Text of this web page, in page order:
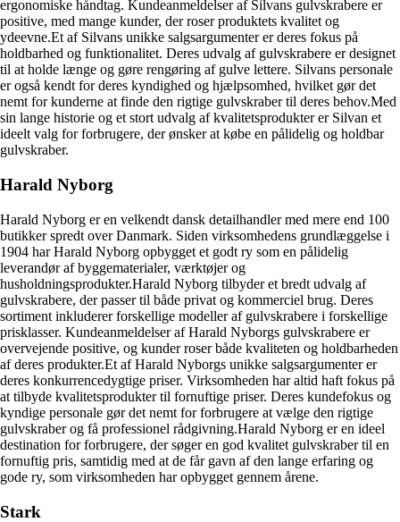
ergonomiske håndtag. Kundeanmeldelser af Silvans gulvskrabere er
positive, med mange kunder, der roser produktets kvalitet og
ydeevne.Et af Silvans unikke salgsargumenter er deres fokus på
holdbarhed og funktionalitet. Deres udvalg af gulvskrabere er designet
til at holde længe og gøre rengøring af gulve lettere. Silvans personale
er også kendt for deres kyndighed og hjælpsomhed, hvilket gør det
nemt for kunderne at finde den rigtige gulvskraber til deres behov.Med
sin lange historie og et stort udvalg af kvalitetsprodukter er Silvan et
ideelt valg for forbrugere, der ønsker at købe en pålidelig og holdbar
gulvskraber.
Harald Nyborg
Harald Nyborg er en velkendt dansk detailhandler med mere end 100
butikker spredt over Danmark. Siden virksomhedens grundlæggelse i
1904 har Harald Nyborg opbygget et godt ry som en pålidelig
leverandør af byggematerialer, værktøjer og
husholdningsprodukter.Harald Nyborg tilbyder et bredt udvalg af
gulvskrabere, der passer til både privat og kommerciel brug. Deres
sortiment inkluderer forskellige modeller af gulvskrabere i forskellige
prisklasser. Kundeanmeldelser af Harald Nyborgs gulvskrabere er
overvejende positive, og kunder roser både kvaliteten og holdbarheden
af ​​deres produkter.Et af Harald Nyborgs unikke salgsargumenter er
deres konkurrencedygtige priser. Virksomheden har altid haft fokus på
at tilbyde kvalitetsprodukter til fornuftige priser. Deres kundefokus og
kyndige personale gør det nemt for forbrugere at vælge den rigtige
gulvskraber og få professionel rådgivning.Harald Nyborg er en ideel
destination for forbrugere, der søger en god kvalitet gulvskraber til en
fornuftig pris, samtidig med at de får gavn af den lange erfaring og
gode ry, som virksomheden har opbygget gennem årene.
Stark